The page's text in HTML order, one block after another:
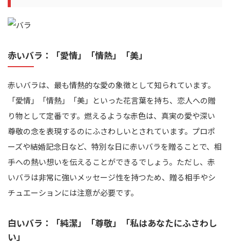
赤いバラ：「愛情」「情熱」「美」
赤いバラは、最も情熱的な愛の象徴として知られています。
「愛情」「情熱」「美」といった花言葉を持ち、恋人への贈
り物として定番です。燃えるような赤色は、真実の愛や深い
尊敬の念を表現するのにふさわしいとされています。プロポ
ーズや結婚記念日など、特別な日に赤いバラを贈ることで、相
手への熱い想いを伝えることができるでしょう。ただし、赤
いバラは非常に強いメッセージ性を持つため、贈る相手やシ
チュエーションには注意が必要です。
白いバラ：「純潔」「尊敬」「私はあなたにふさわし
い」